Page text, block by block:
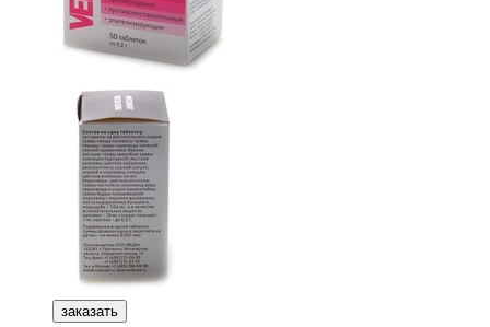
заказать